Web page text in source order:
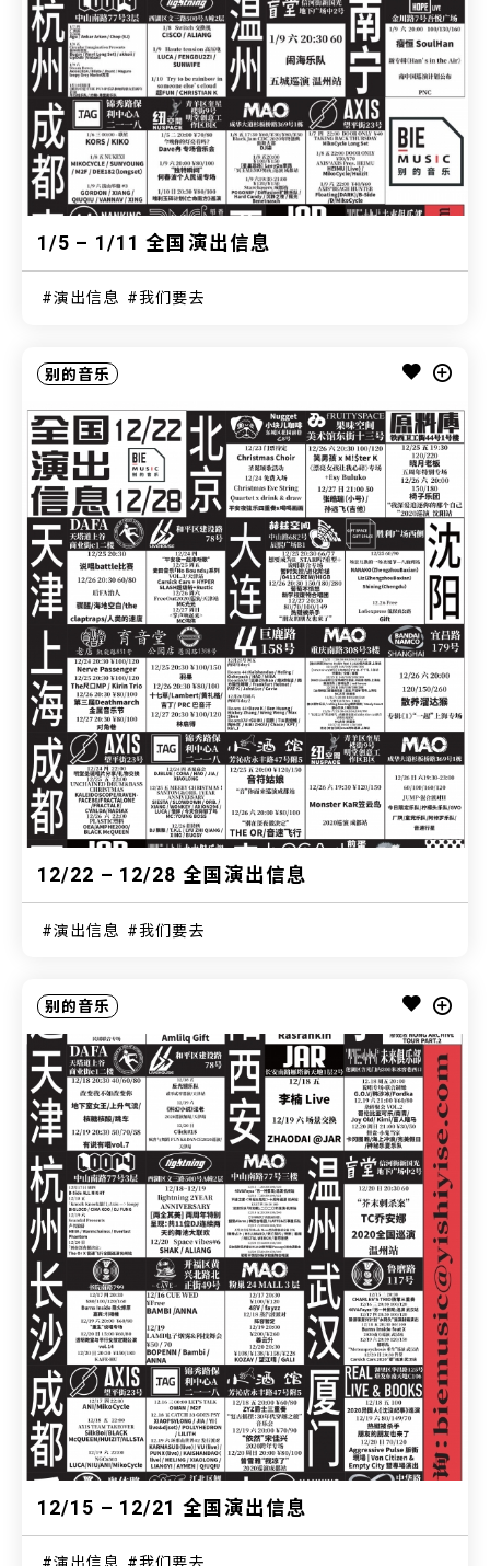
1/5 – 1/11 全国演出信息
演出信息 我们要去
别的音乐
12/22 – 12/28 全国演出信息
演出信息 我们要去
别的音乐
12/15 – 12/21 全国演出信息